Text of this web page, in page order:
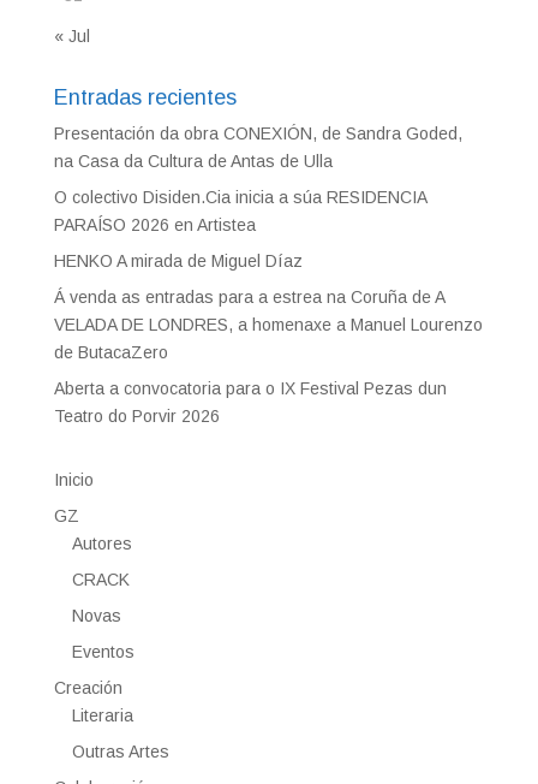
« Jul
Entradas recientes
Presentación da obra CONEXIÓN, de Sandra Goded,
na Casa da Cultura de Antas de Ulla
O colectivo Disiden.Cia inicia a súa RESIDENCIA
PARAÍSO 2026 en Artistea
HENKO A mirada de Miguel Díaz
Á venda as entradas para a estrea na Coruña de A
VELADA DE LONDRES, a homenaxe a Manuel Lourenzo
de ButacaZero
Aberta a convocatoria para o IX Festival Pezas dun
Teatro do Porvir 2026
Inicio
GZ
Autores
CRACK
Novas
Eventos
Creación
Literaria
Outras Artes